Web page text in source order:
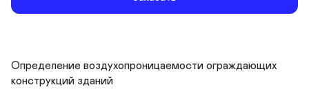
Определение воздухопроницаемости ограждающих
конструкций зданий